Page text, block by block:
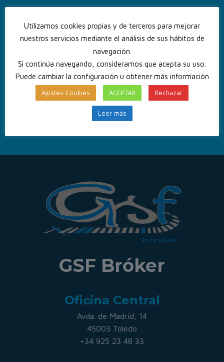
CONTACTA CON NOSOTROS
+34 925 23 48 33
GSF Bróker
Oficina Central
Avda. de Madrid, 14
45003 Toledo
+34 925 23 48 33
Utilizamos cookies propias y de terceros para mejorar
nuestros servicios mediante el análisis de sus hábitos de
navegación.
Si continúa navegando, consideramos que acepta su uso.
Puede cambiar la configuración u obtener más información
Ajustes Cookies ACEPTAR Rechazar
Leer más